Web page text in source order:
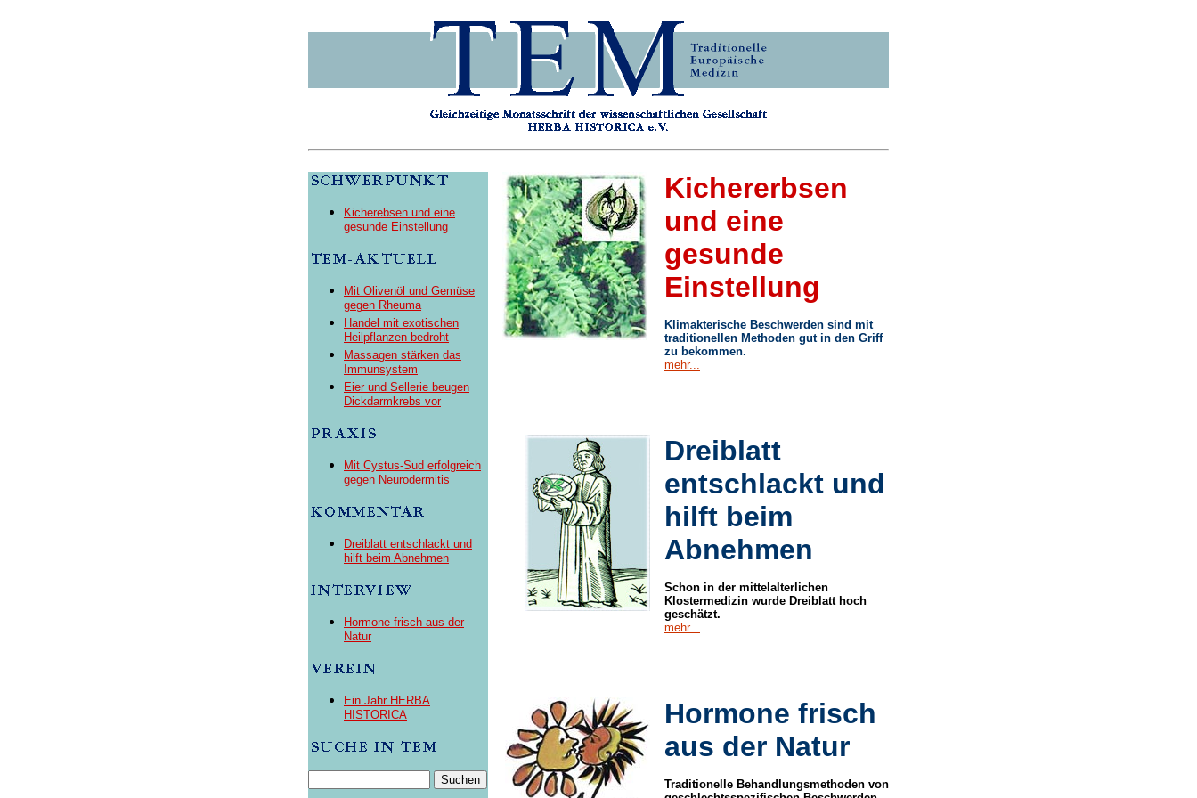
Kicherebsen und eine
gesunde Einstellung
Mit Olivenöl und Gemüse
gegen Rheuma
Handel mit exotischen
Heilpflanzen bedroht
Massagen stärken das
Immunsystem
Eier und Sellerie beugen
Dickdarmkrebs vor
Mit Cystus-Sud erfolgreich
gegen Neurodermitis
Dreiblatt entschlackt und
hilft beim Abnehmen
Hormone frisch aus der
Natur
Ein Jahr HERBA
HISTORICA
Kichererbsen
und eine
gesunde
Einstellung
Klimakterische Beschwerden sind mit
traditionellen Methoden gut in den Griff
zu bekommen.
mehr...
Dreiblatt
entschlackt und
hilft beim
Abnehmen
Schon in der mittelalterlichen
Klostermedizin wurde Dreiblatt hoch
geschätzt.
mehr...
Hormone frisch
aus der Natur
Traditionelle Behandlungsmethoden von